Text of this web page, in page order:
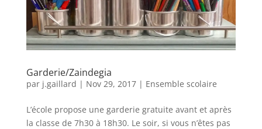
Garderie/Zaindegia
par j.gaillard | Nov 29, 2017| Ensemble scolaire
L’école propose une garderie gratuite avant et après
la classe de 7h30 à 18h30. Le soir, si vous n’êtes pas